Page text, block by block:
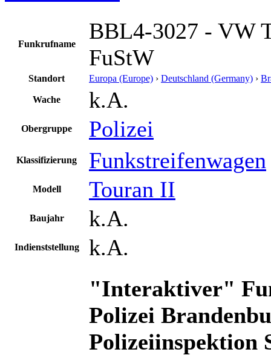
Funkrufname
BBL4-3027 - VW
FuStW
Standort Europa (Europe) › Deutschland (Germany) ›
Wache k.A.
Obergruppe Polizei
Klassifizierung Funkstreifenwagen
Modell Touran II
Baujahr k.A.
Indienststellung k.A.
"Interaktiver"
Polizei
Polizeiinspektion